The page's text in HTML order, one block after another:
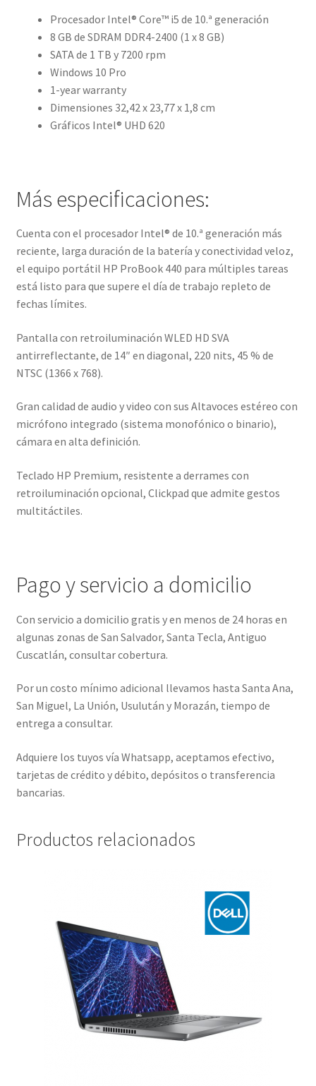
Procesador Intel® Core™ i5 de 10.ª generación
8 GB de SDRAM DDR4-2400 (1 x 8 GB)
SATA de 1 TB y 7200 rpm
Windows 10 Pro
1-year warranty
Dimensiones 32,42 x 23,77 x 1,8 cm
Gráficos Intel® UHD 620
Más especificaciones:
Cuenta con el procesador Intel® de 10.ª generación más
reciente, larga duración de la batería y conectividad veloz,
el equipo portátil HP ProBook 440 para múltiples tareas
está listo para que supere el día de trabajo repleto de
fechas límites.
Pantalla con retroiluminación WLED HD SVA
antirreflectante, de 14″ en diagonal, 220 nits, 45 % de
NTSC (1366 x 768).
Gran calidad de audio y video con sus Altavoces estéreo con
micrófono integrado (sistema monofónico o binario),
cámara en alta definición.
Teclado HP Premium, resistente a derrames con
retroiluminación opcional, Clickpad que admite gestos
multitáctiles.
Pago y servicio a domicilio
Con servicio a domicilio gratis y en menos de 24 horas en
algunas zonas de San Salvador, Santa Tecla, Antiguo
Cuscatlán, consultar cobertura.
Por un costo mínimo adicional llevamos hasta Santa Ana,
San Miguel, La Unión, Usulután y Morazán, tiempo de
entrega a consultar.
Adquiere los tuyos vía Whatsapp, aceptamos efectivo,
tarjetas de crédito y débito, depósitos o transferencia
bancarias.
Productos relacionados